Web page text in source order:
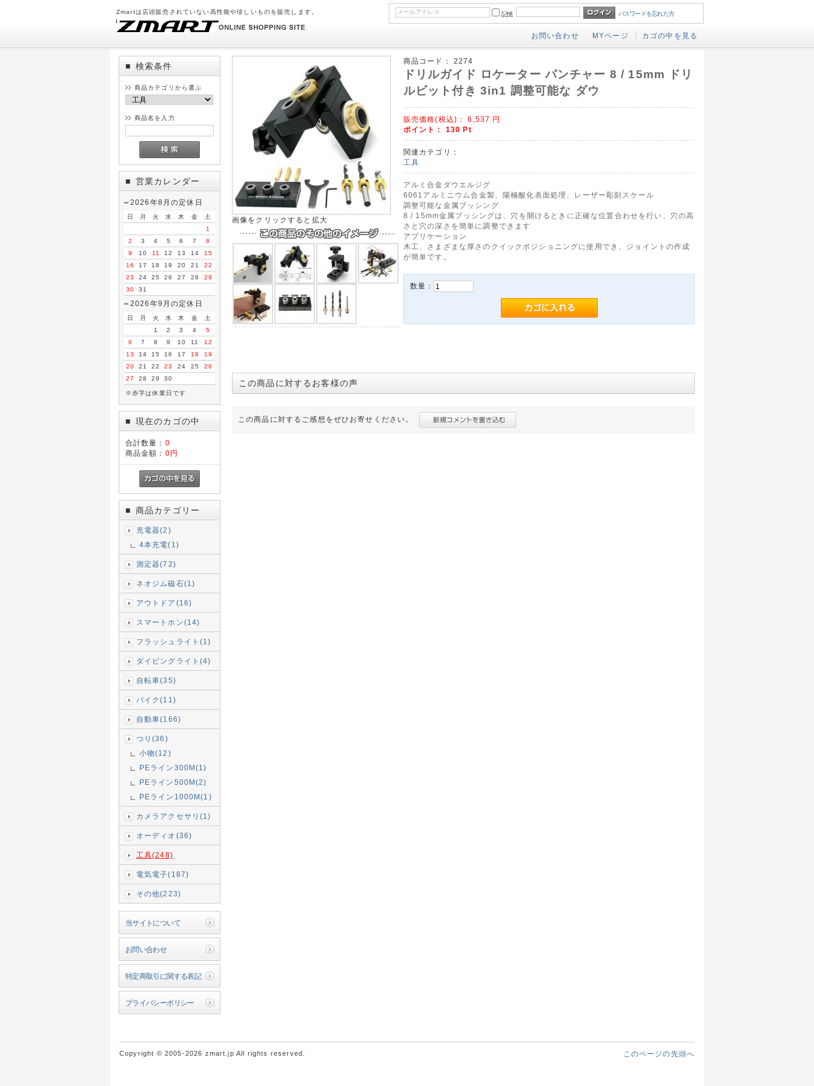
Zmartは店頭販売されていない高性能や珍しいものを販売します。 記憶 パスワードを忘れた方
お問い合わせ MYページ カゴの中を見る
■ 検索条件
商品カテゴリから選ぶ
商品名を入力
■ 営業カレンダー
2026年8月の定休日
日 月 火 水 木 金
土
1
2
3 4 5 6 7
8
9
10 11 12 13 14
15
16
17 18 19 20 21
22
23
24 25 26 27 28
29
30
31
2026年9月の定休日
日 月 火 水 木 金
土
1
2 3 4
5
6
7 8 9 10 11
12
13
14 15 16 17 18
19
20
21 22 23 24 25
26
27
28 29 30
※赤字は休業日です
■ 現在のカゴの中
合計数量： 0
商品金額： 0円
■ 商品カテゴリー
充電器(2)
4本充電(1)
測定器(72)
ネオジム磁石(1)
アウトドア(16)
スマートホン(14)
フラッシュライト(1)
ダイビングライト(4)
自転車(35)
バイク(11)
自動車(166)
つり(36)
小物(12)
PEライン300M(1)
PEライン500M(2)
PEライン1000M(1)
カメラアクセサリ(1)
オーディオ(36)
工具(248)
電気電子(187)
その他(223)
当サイトについて
お問い合わせ
特定商取引に関する表記
プライバシーポリシー
画像をクリックすると拡大
商品コード： 2274
ドリルガイド ロケーター パンチャー 8 / 15mm ドリ
ルビット付き 3in1 調整可能な ダウ
販売価格(税込)：6,537 円
ポイント： 130Pt
関連カテゴリ：
工具
アルミ合金ダウエルジグ
6061アルミニウム合金製、陽極酸化表面処理、レーザー彫刻スケール
調整可能な金属ブッシング
8 / 15mm金属ブッシングは、穴を開けるときに正確な位置合わせを行い、穴の高
さと穴の深さを簡単に調整できます
アプリケーション
木工、さまざまな厚さのクイックポジショニングに使用でき、ジョイントの作成
が簡単です。
数量：
この商品に対するお客様の声
この商品に対するご感想をぜひお寄せください。
このページの先頭へ
Copyright © 2005-2026 zmart.jp All rights reserved.